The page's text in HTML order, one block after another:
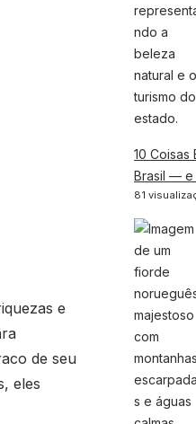
e
de seu
eles
10 Coisas
Brasil — e
81